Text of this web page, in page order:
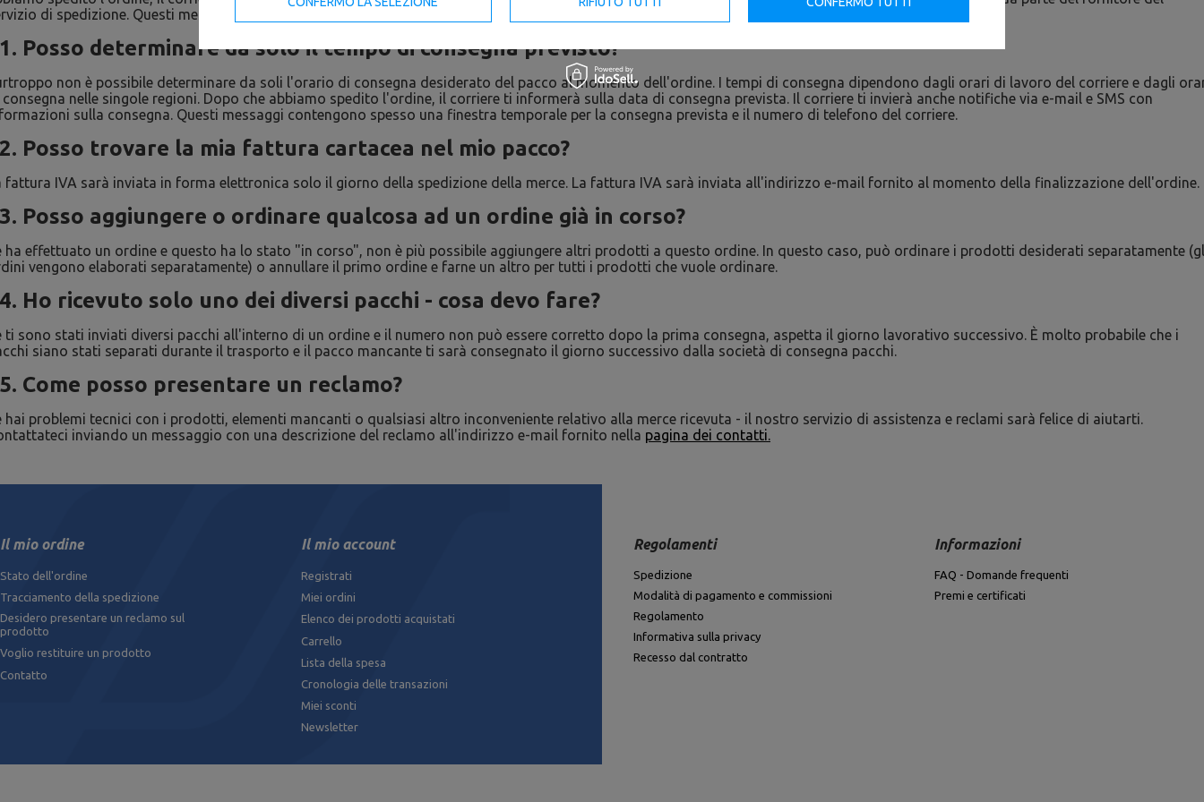
di spedizione. Questi messaggi contengono spesso una finestra temporale per la consegna prevista e il numero di telefono del corriere.
Posso determinare da solo il tempo di consegna previsto?
non è possibile determinare da soli l'orario di consegna desiderato del pacco al momento dell'ordine. I tempi di consegna dipendono dagli orari di lavoro del corriere e dagli
nelle singole regioni. Dopo che abbiamo spedito l'ordine, il corriere ti informerà sulla data di consegna prevista. Il corriere ti invierà anche notifiche via e-mail e SMS con
sulla consegna. Questi messaggi contengono spesso una finestra temporale per la consegna prevista e il numero di telefono del corriere.
Posso trovare la mia fattura cartacea nel mio pacco?
fattura IVA sarà inviata in forma elettronica solo il giorno della spedizione della merce. La fattura IVA sarà inviata all'indirizzo e-mail fornito al momento della finalizzazione dell'ordine.
Posso aggiungere o ordinare qualcosa ad un ordine già in corso?
ha effettuato un ordine e questo ha lo stato "in corso", non è più possibile aggiungere altri prodotti a questo ordine. In questo caso, può ordinare i prodotti desiderati separatamente
vengono elaborati separatamente) o annullare il primo ordine e farne un altro per tutti i prodotti che vuole ordinare.
Ho ricevuto solo uno dei diversi pacchi - cosa devo fare?
ti sono stati inviati diversi pacchi all'interno di un ordine e il numero non può essere corretto dopo la prima consegna, aspetta il giorno lavorativo successivo. È molto probabile che i
siano stati separati durante il trasporto e il pacco mancante ti sarà consegnato il giorno successivo dalla società di consegna pacchi.
Come posso presentare un reclamo?
hai problemi tecnici con i prodotti, elementi mancanti o qualsiasi altro inconveniente relativo alla merce ricevuta - il nostro servizio di assistenza e reclami sarà felice di aiutarti.
inviando un messaggio con una descrizione del reclamo all'indirizzo e-mail fornito nella pagina dei contatti.
Il mio ordine
Stato dell'ordine
Tracciamento della spedizione
Desidero presentare un reclamo sul
prodotto
Voglio restituire un prodotto
Contatto
Il mio account
Registrati
Miei ordini
Elenco dei prodotti acquistati
Carrello
Lista della spesa
Cronologia delle transazioni
Miei sconti
Newsletter
Regolamenti
Spedizione
Modalità di pagamento e commissioni
Regolamento
Informativa sulla privacy
Recesso dal contratto
Informazioni
FAQ - Domande frequenti
Premi e certificati